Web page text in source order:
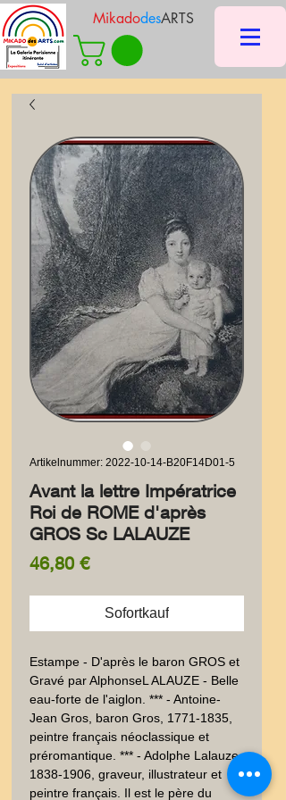
MikadodesARTS
Artikelnummer: 2022-10-14-B20F14D01-5
Avant la lettre Impératrice
Roi de ROME d'après
GROS Sc LALAUZE
46,80 €Preis
Sofortkauf
Estampe - D'après le baron GROS et
Gravé par AlphonseL ALAUZE - Belle
eau-forte de l'aiglon. *** - Antoine-
Jean Gros, baron Gros, 1771-1835,
peintre français néoclassique et
préromantique. *** - Adolphe Lalauze,
1838-1906, graveur, illustrateur et
peintre français. Il est le père du